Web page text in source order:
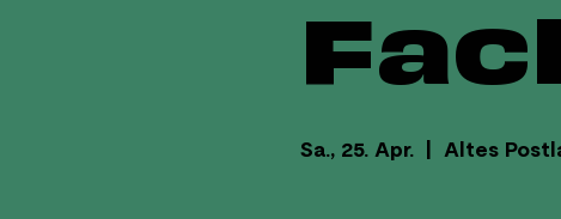
Sa., 25. Apr.
  |
Altes